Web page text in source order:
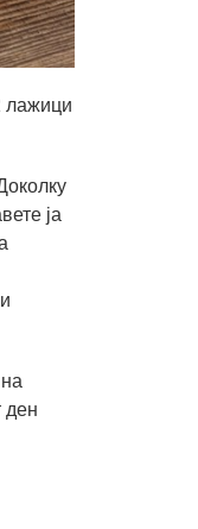
лажици
ја
ден